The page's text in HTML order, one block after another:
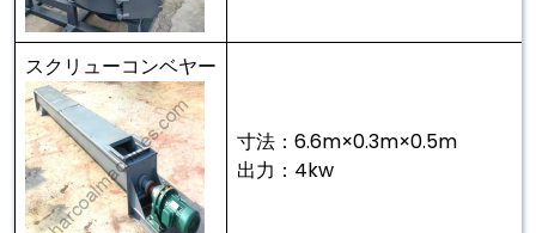
スクリューコンベヤー
寸法：6.6m×0.3m×0.5m
出力：4kw